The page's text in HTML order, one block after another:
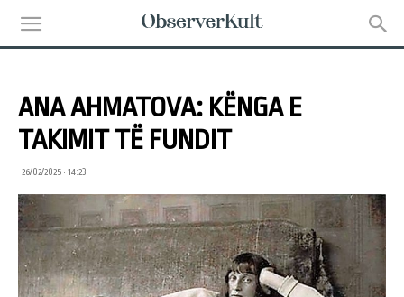
ANA AHMATOVA: KËNGA E
TAKIMIT TË FUNDIT
26/02/2025 • 14:23